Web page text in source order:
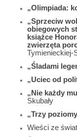
„Olimpiada:
„Sprzeciw
obiegowych
książce
zwierzęta
Tymienieckiej-
„Śladami
„Uciec od
„Nie każdy
Skubały
„Trzy
Wieści ze